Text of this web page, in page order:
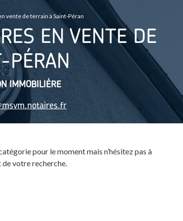
vente de terrain à Saint-Péran
EN VENTE DE
PÉRAN
IMMOBILIÈRE
pour le moment mais n’hésitez pas à
votre recherche.